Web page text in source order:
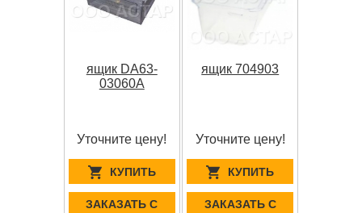
ящик DA63-
03060A
Уточните цену!
КУПИТЬ
ЗАКАЗАТЬ С
ящик 704903
Уточните цену!
КУПИТЬ
ЗАКАЗАТЬ С